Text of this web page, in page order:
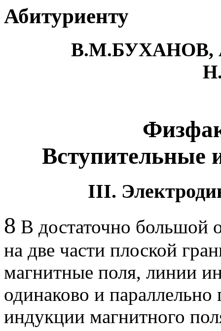
Абитуриенту
В.М.БУХАНОВ,
Вступительные
III.
8 В достаточно большой
на две части плоской
магнитные поля, линии
одинаково и параллельно
индукции магнитного